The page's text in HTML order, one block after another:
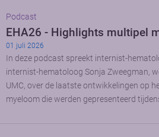
Podcast
EHA26 - Highlights multipel
01 juli 2026
In deze podcast spreekt internist-
internist-hematoloog Sonja Zweegman,
UMC, over de laatste ontwikkelingen op
myeloom die werden gepresenteerd